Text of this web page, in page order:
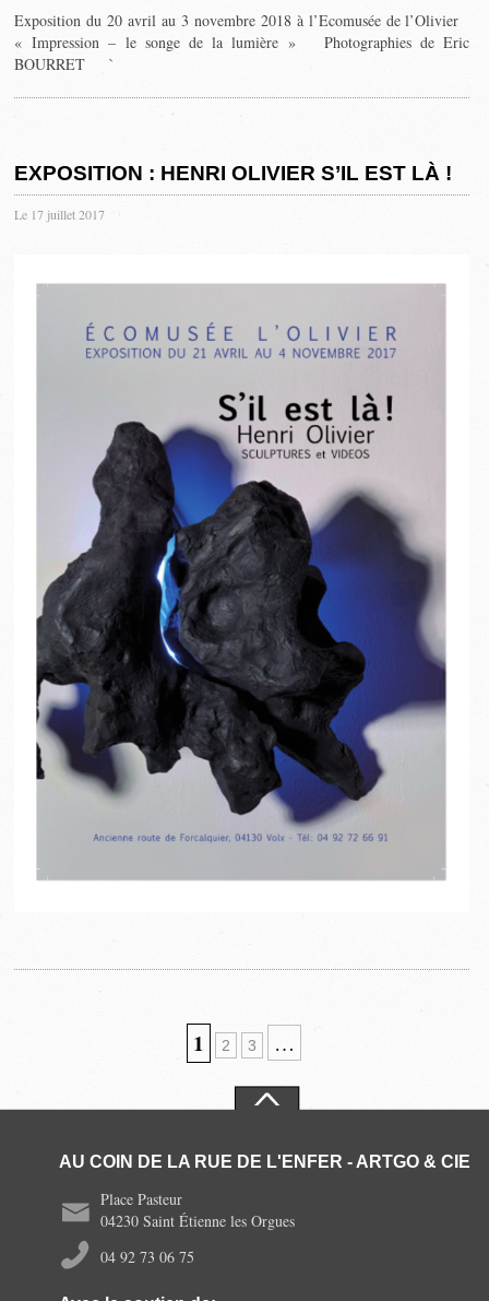
Exposition du 20 avril au 3 novembre 2018 à l’Ecomusée de l’Olivier
« Impression – le songe de la lumière » Photographies de Eric
BOURRET `
EXPOSITION : HENRI OLIVIER S’IL EST LÀ !
Le 17 juillet 2017
1 2 3 …
AU COIN DE LA RUE DE L'ENFER - ARTGO & CIE
Place Pasteur
04230 Saint Étienne les Orgues
04 92 73 06 75